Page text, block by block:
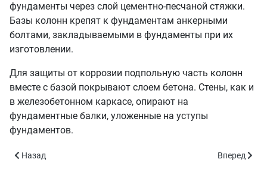
фундаменты через слой цементно-песчаной стяжки.
Базы колонн крепят к фундаментам анкерными
болтами, закладываемыми в фундаменты при их
изготовлении.
Для защиты от коррозии подпольную часть колонн
вместе с базой покрывают слоем бетона. Стены, как и
в железобетонном каркасе, опирают на
фундаментные балки, уложенные на уступы
фундаментов.
Предыдущий: Металлоконструкции для строительства
Назад Следующий:
Вперед